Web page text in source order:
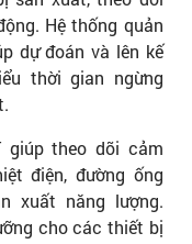
Hệ thống quản
dự đoán và lên kế
thời gian ngừng
giúp theo dõi cảm
điện, đường ống
xuất năng lượng.
cho các thiết bị